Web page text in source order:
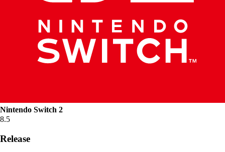
Nintendo Switch 2
8.5
Release